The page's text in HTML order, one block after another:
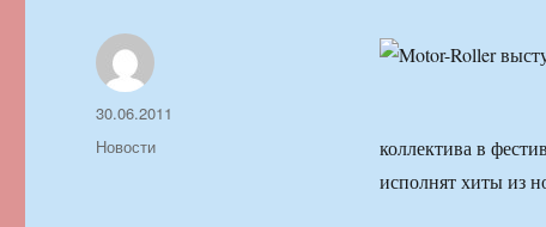
коллектива в
исполнят хиты из
Автор
Опубликовано
30.06.2011
Рубрики
Новости